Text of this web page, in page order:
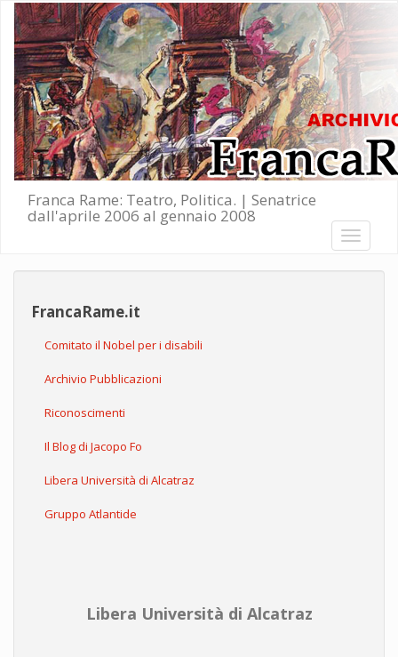
Salta al contenuto principale
Franca Rame: Teatro, Politica. | Senatrice
dall'aprile 2006 al gennaio 2008
Toggle
FrancaRame.it
Comitato il Nobel per i disabili
Archivio Pubblicazioni
Riconoscimenti
Il Blog di Jacopo Fo
Libera Università di Alcatraz
Gruppo Atlantide
Libera Università di Alcatraz